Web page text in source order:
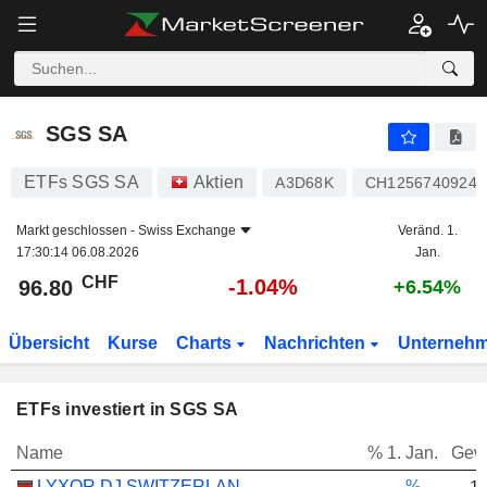
SGS SA
SGS SA
ETFs SGS SA Aktien A3D68K CH1256740924
Markt geschlossen - Swiss Exchange
17:30:14 06.08.2026
Veränd. 1.
Jan.
96.80 CHF -1.04% +6.54%
Übersicht Kurse Charts Nachrichten
ETFs investiert in SGS SA
Name % 1. Jan.